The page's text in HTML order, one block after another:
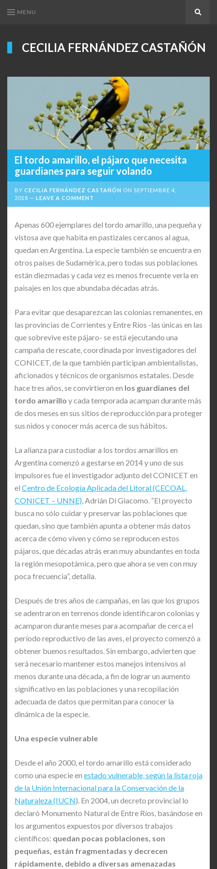
MENU
CECILIA FERNÁNDEZ CASTAÑÓN
El tordo amarillo, el pájaro que necesita
guardianes para seguir volando
BY CECILIA FERNÁNDEZ CASTAÑÓN ON SEPTIEMBRE 4,
2018
LEAVE A COMMENT
Apenas 600 ejemplares del tordo amarillo, una pequeña y
vistosa ave que habita en pastizales cercanos al agua,
quedan en Argentina. La especie también se encuentra en
otros países de Sudamérica, pero todas sus poblaciones
están diezmadas y cada vez es menos frecuente verla en
paisajes en los que abundaba décadas atrás.
Para evitar que desaparezcan las colonias remanentes, en
las provincias de Corrientes y Entre Ríos -las únicas en las
que sobrevive este pájaro- se está ejecutando una
campaña de rescate, coordinada por investigadores del
CONICET, de la que también participan ambientalistas,
aficionados y técnicos de organismos estatales. Desde
hace tres años, se convirtieron en los guardianes del
tordo amarillo y cada temporada acampan durante más
de dos meses en sus sitios de reproducción para proteger
sus nidos y conocer más acerca de sus hábitos.
La alianza para custodiar a los tordos amarillos en
Argentina comenzó a gestarse en 2014 y uno de sus
impulsores fue el investigador adjunto del CONICET en
el Centro de Ecología Aplicada del Litoral (CECOAL,
CONICET – UNNE), Adrián Di Giacomo. “El proyecto
busca no sólo cuidar y preservar las poblaciones que
quedan, sino que también apunta a obtener más datos
acerca de cómo viven y cómo se reproducen estos
pájaros, que décadas atrás eran muy abundantes en toda
la región mesopotámica, pero que ahora se ven con muy
poca frecuencia”, detalla.
Después de tres años de campañas, en las que los grupos
se adentraron en terrenos donde identificaron colonias y
acamparon durante meses para acompañar de cerca el
período reproductivo de las aves, el proyecto comenzó a
obtener buenos resultados. Sin embargo, advierten que
será necesario mantener estos manejos intensivos al
menos durante una década, a fin de lograr un aumento
significativo en las poblaciones y una recopilación
adecuada de datos que permitan para conocer la
dinámica de la especie.
Una especie vulnerable
Desde el año 2000, el tordo amarillo está considerado
como una especie en estado vulnerable, según la lista roja
de la Unión Internacional para la Conservación de la
Naturaleza (IUCN). En 2004, un decreto provincial lo
declaró Monumento Natural de Entre Ríos, basándose en
los argumentos expuestos por diversos trabajos
científicos: quedan pocas poblaciones, son
pequeñas, están fragmentadas y decrecen
rápidamente, debido a diversas amenazadas